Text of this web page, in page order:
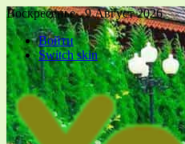
Воскресенье , 9 Август 2026
Войти
Switch skin